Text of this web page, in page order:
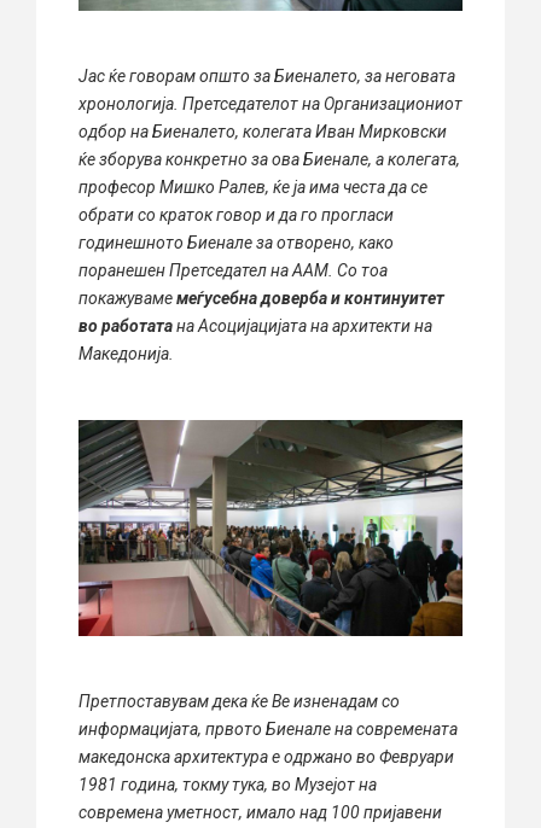
Јас ќе говорам општо за Биеналето, за неговата
хронологија. Претседателот на Организациониот
одбор на Биеналето, колегата Иван Мирковски
ќе зборува конкретно за ова Биенале, а колегата,
професор Мишко Ралев, ќе ја има честа да се
обрати со краток говор и да го прогласи
годинешното Биенале за отворено, како
поранешен Претседател на ААМ. Со тоа
покажувамемеѓусебна довербаиконтинуитет
во работатана Асоцијацијата на архитекти на
Македонија.
Претпоставувам дека ќе Ве изненадам со
информацијата, првото Биенале на современата
македонска архитектура е одржано во Февруари
1981 година, токму тука, во Музејот на
современа уметност, имало над 100 пријавени